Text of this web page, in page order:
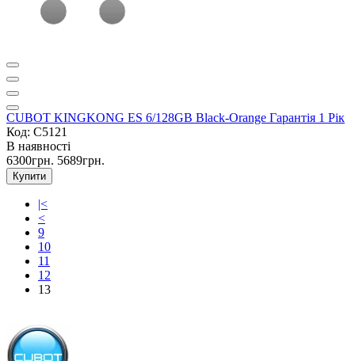
CUBOT KINGKONG ES 6/128GB Black-Orange Гарантія 1 Рік
Код: C5121
В наявності
6300грн. 5689грн.
Купити
|<
<
9
10
11
12
13